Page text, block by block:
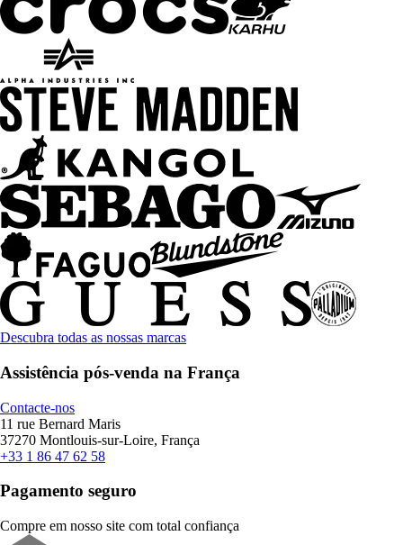
Descubra todas as nossas marcas
Assistência pós-venda na França
Contacte-nos
11 rue Bernard Maris
37270 Montlouis-sur-Loire, França
+33 1 86 47 62 58
Pagamento seguro
Compre em nosso site com total confiança